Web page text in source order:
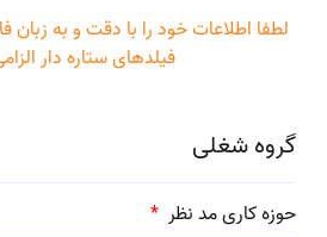
لطفا اطلاعات خود را با دقت و به زبان
فیلدهای ستاره دار
گروه شغلی
حوزه کاری مد نظر *